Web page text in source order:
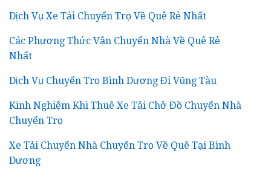
Dịch Vụ Xe Tải Chuyển Trọ Về Quê Rẻ Nhất
Các Phương Thức Vận Chuyển Nhà Về Quê Rẻ
Nhất
Dịch Vụ Chuyển Trọ Bình Dương Đi Vũng Tàu
Kinh Nghiệm Khi Thuê Xe Tải Chở Đồ Chuyển Nhà
Chuyển Trọ
Xe Tải Chuyển Nhà Chuyển Trọ Về Quê Tại Bình
Dương